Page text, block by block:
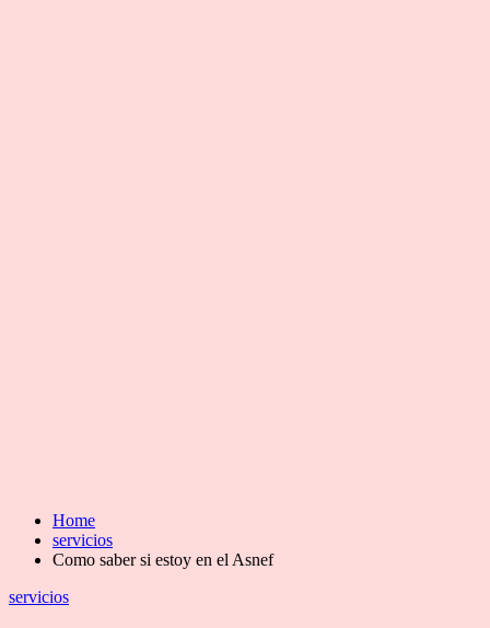
Home
servicios
Como saber si estoy en el Asnef
Categories
servicios